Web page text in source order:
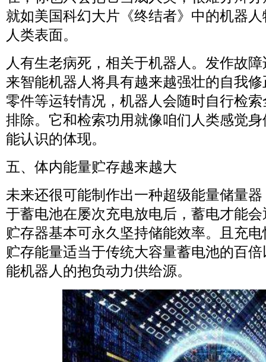
就如美国科幻大片《终结者》中的机器
人类表面。
人有生老病死，相关于机器人。发作故
来智能机器人将具有越来越强壮的自我
零件等运转情况，机器人会随时自行检
排除。它和检索功用就像咱们人类感觉
能认识的体现。
五、体内能量贮存越来越大
未来还很可能制作出一种超级能量储量
于蓄电池在屡次充电放电后，蓄电才能
贮存器基本可永久坚持储能效率。且充
贮存能量适当于传统大容量蓄电池的百
能机器人的抱负动力供给源。